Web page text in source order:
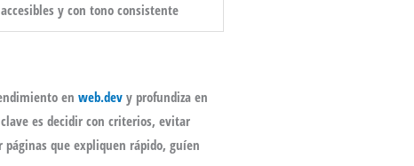
y con tono consistente
en web.dev y profundiza en
es decidir con criterios, evitar
que expliquen rápido, guíen